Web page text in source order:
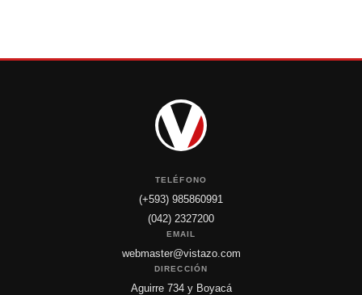
TELÉFONO
(+593) 985860991
(042) 2327200
EMAIL
webmaster@vistazo.com
DIRECCIÓN
Aguirre 734 y Boyacá